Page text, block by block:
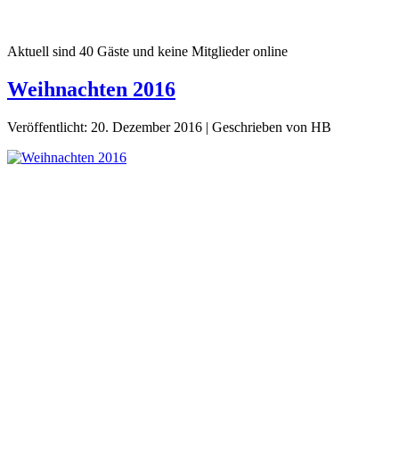
Aktuell sind 40 Gäste und keine Mitglieder online
Weihnachten 2016
Veröffentlicht: 20. Dezember 2016 | Geschrieben von HB